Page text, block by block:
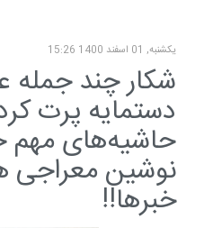
یکشنبه, 01 اسفند 1400 15:26
شکار چند جمله
دستمایه پرت
حاشیه‌های مهم
نوشین معراجی
خبرها!!